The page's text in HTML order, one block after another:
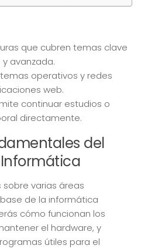
que cubren temas clave
avanzada.
operativos y redes
web.
continuar estudios o
directamente.
del
varias áreas
de la informática
cómo funcionan los
el hardware, y
útiles para el